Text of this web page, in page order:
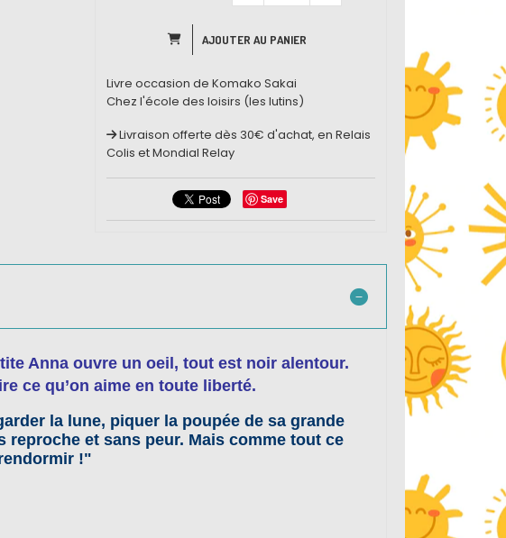
AJOUTER AU PANIER
Livre occasion de Komako Sakai
Chez l'école des loisirs (les lutins)
Livraison offerte dès 30€ d'achat, en Relais
Colis et Mondial Relay
Save
Anna ouvre un oeil, tout est noir alentour.
ce qu’on aime en toute liberté.
la lune, piquer la poupée de sa grande
et sans peur. Mais comme tout ce
!"